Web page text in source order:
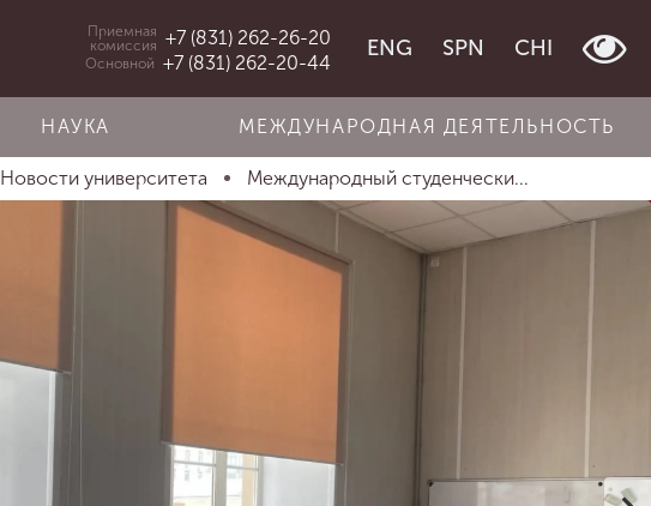
Приемная
комиссия +7 (831) 262-26-20
Основной +7 (831) 262-20-44
ENG SPN CHI
НАУКА МЕЖДУНАРОДНАЯ ДЕЯТЕЛЬНОСТЬ
Новости университета Международный студенчески...